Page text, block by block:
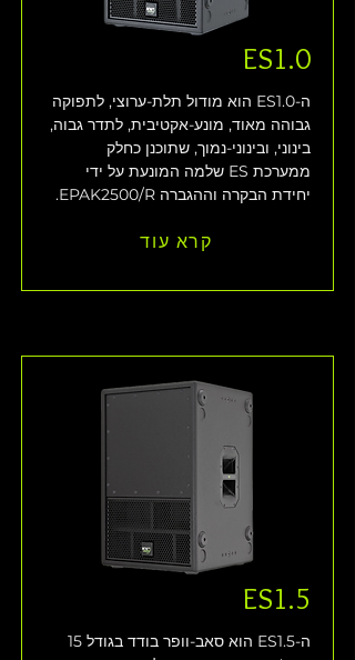
ES1.0
ה-ES1.0 הוא מודול תלת-ערוצי, לתפוקה
גבוהה מאוד, מונע-אקטיבית, לתדר גבוה,
בינוני, ובינוני-נמוך, שתוכנן כחלק
ממערכת ES שלמה המונעת על ידי
יחידת הבקרה וההגברה EPAK2500/R.
קרא עוד
ES1.5